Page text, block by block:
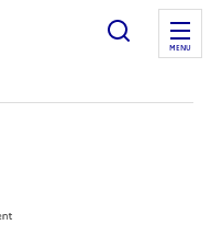
MENU